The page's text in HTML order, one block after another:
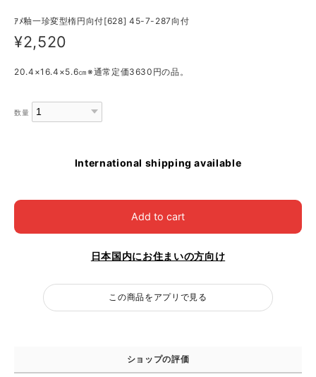
ｱﾒ釉一珍変型楕円向付[628] 45-7-287向付
¥2,520
20.4×16.4×5.6㎝※通常定価3630円の品。
数量
International shipping available
Add to cart
日本国内にお住まいの方向け
この商品をアプリで見る
ショップの評価